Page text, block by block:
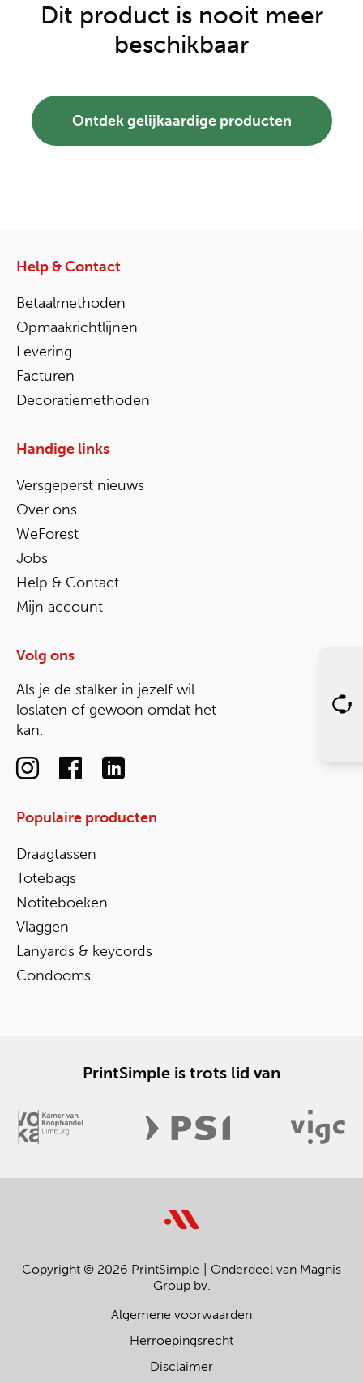
Dit product is nooit meer
beschikbaar
Ontdek gelijkaardige producten
Help & Contact
Betaalmethoden
Opmaakrichtlijnen
Levering
Facturen
Decoratiemethoden
Handige links
Versgeperst nieuws
Over ons
WeForest
Jobs
Help & Contact
Mijn account
Volg ons
Als je de stalker in jezelf wil
loslaten of gewoon omdat het
kan.
Populaire producten
Draagtassen
Totebags
Notiteboeken
Vlaggen
Lanyards & keycords
Condooms
PrintSimple is trots lid van
Copyright © 2026 PrintSimple
Onderdeel van Magnis
Group bv.
Algemene voorwaarden
Herroepingsrecht
Disclaimer